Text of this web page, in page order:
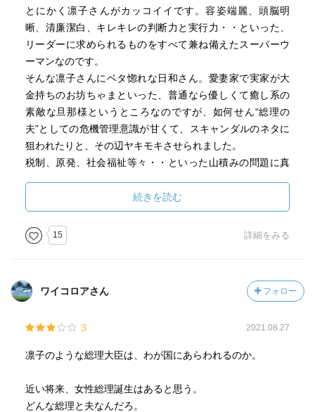
とにかく凛子さんがカッコイイです。容姿端麗、頭脳明
晰、清廉潔白、キレキレの判断力と実行力・・といった、
リーダーに求められるものをすべて兼ね備えたスーパーウ
ーマンなのです。
そんな凛子さんにベタ惚れな日和さん。愛妻家で実家が大
金持ちのお坊ちゃまといった、普通なら優しくて癒し系の
素敵な旦那様というところなのですが、如何せん“総理の
夫”としての危機管理意識が甘くて、スキャンダルのネタに
狙われたりと、その辺ヤキモキさせられました。
税制、原発、社会福祉等々・・といった山積みの問題に真
でガチに国民のことを考えて行動する総理大臣なんて登場
することあるのかな・・・と、現実の政治家の方々に絶望
しきっている私に、は夢物語にしか思えない虚しさもあり
ましたが、エンタメとしては十分楽しめる内容です。
仕掛けようとした（？）伊藤さんの背景の真相が曖昧なま
まだった事です。
ていましたが、「オイオイ！結局あれは何だったの？」と
いう感じです。
因みに、本作品に出てきた“スピーチライター”の方が『本日
続きを読む
15 詳細をみる
ワイコロアさん フォロー
3 2021.08.27
凛子のような総理大臣は、わが国にあらわれるのか。
近い将来、女性総理誕生はあると思う。
どんな総理と夫なんだろ。